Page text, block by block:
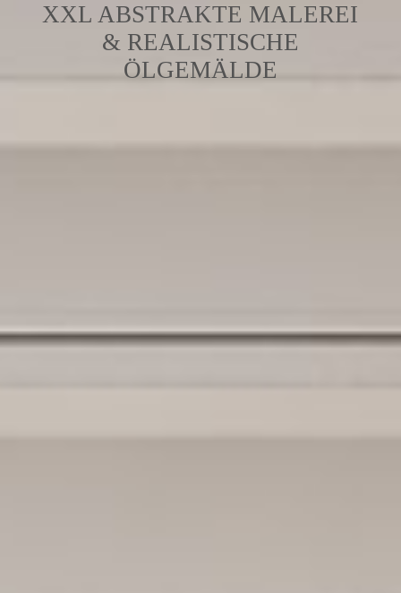
XXL ABSTRAKTE MALEREI
& REALISTISCHE
ÖLGEMÄLDE